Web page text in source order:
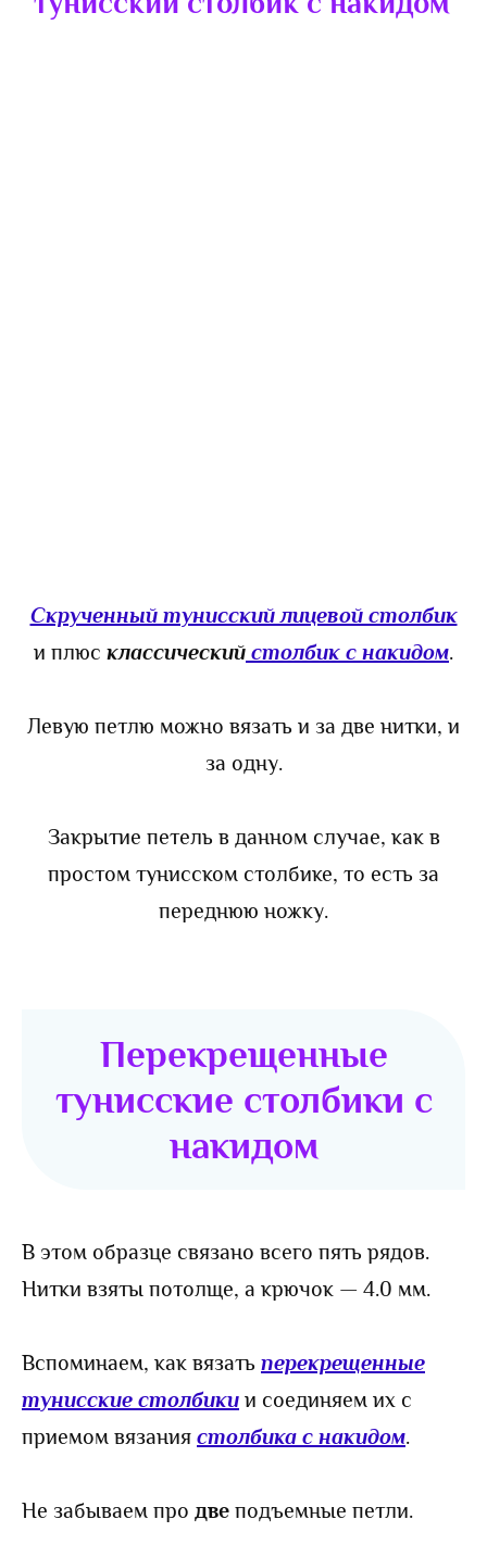
Скрученный тунисский лицевой столбик
и плюс классический столбик с накидом.
Левую петлю можно вязать и за две нитки, и
за одну.
Закрытие петель в данном случае, как в
простом тунисском столбике, то есть за
переднюю ножку.
Перекрещенные
тунисские столбики с
накидом
В этом образце связано всего пять рядов.
Нитки взяты потолще, а крючок — 4.0 мм.
Вспоминаем, как вязать перекрещенные
тунисские столбики и соединяем их с
приемом вязания столбика с накидом.
Не забываем про две подъемные петли.